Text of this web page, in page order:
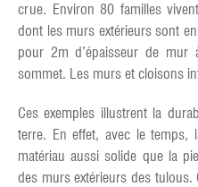
crue. Environ 80 familles
dont les murs extérieurs sont
pour 2m d’épaisseur de mur
sommet. Les murs et cloisons
Ces exemples illustrent la
terre. En effet, avec le
matériau aussi solide que la
des murs extérieurs des tulous.